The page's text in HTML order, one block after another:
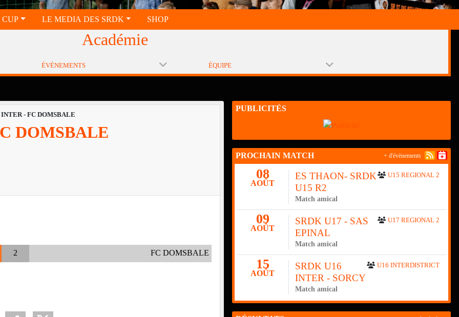
LE MEDIA DES SRDK SHOP
Académie
ÉVÈNEMENTS ÉQUIPE
INTER - FC DOMSBALE
DOMSBALE
2 FC DOMSBALE
PUBLICITÉS
PROCHAIN MATCH
08
AOÛT
U15 REGIONAL 2
ES THAON- SRDK
U15 R2
Match amical
09
AOÛT
U17 REGIONAL 2
SRDK U17 - SAS
EPINAL
Match amical
15
AOÛT
U16 INTERDISTRICT
SRDK U16
INTER - SORCY
Match amical
+ d'évènements